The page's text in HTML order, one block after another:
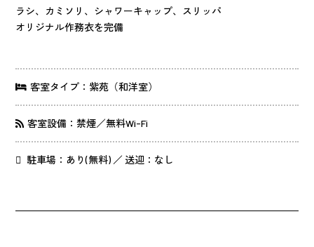
ラシ、カミソリ、シャワーキャップ、スリッパ
オリジナル作務衣を完備
客室タイプ：紫苑（和洋室）
客室設備：禁煙／無料Wi-Fi
駐車場：あり(無料) ／ 送迎：なし